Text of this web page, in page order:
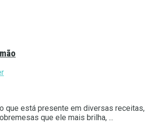
que está presente em diversas receitas,
que ele mais brilha, ...